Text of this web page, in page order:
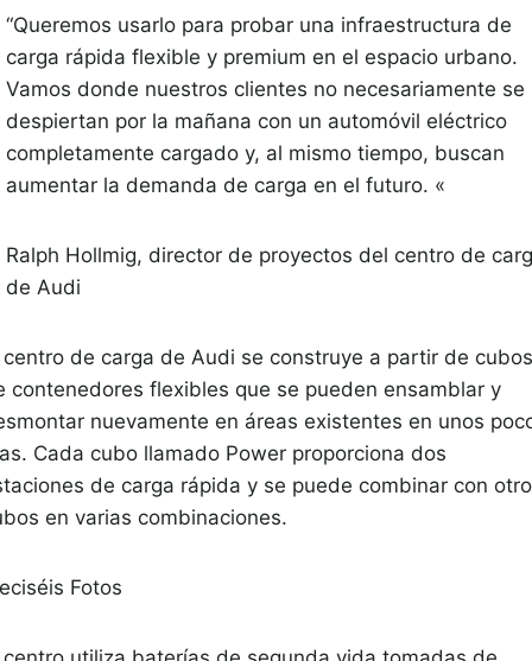
“Queremos usarlo para probar una infraestructura de
carga rápida flexible y premium en el espacio urbano.
Vamos donde nuestros clientes no necesariamente se
despiertan por la mañana con un automóvil eléctrico
completamente cargado y, al mismo tiempo, buscan
aumentar la demanda de carga en el futuro. «
Ralph Hollmig, director de proyectos del centro de
de Audi
centro de carga de Audi se construye a partir de cubos
contenedores flexibles que se pueden ensamblar y
nuevamente en áreas existentes en unos
Cada cubo llamado Power proporciona dos
de carga rápida y se puede combinar con
en varias combinaciones.
Fotos